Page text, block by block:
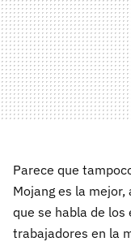
Parece que
Mojang es la
que se habla de los
trabajadores en la